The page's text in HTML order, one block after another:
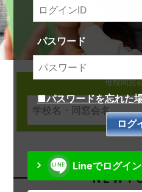
パスワード
■パスワードを忘れた
Lineでログイン
母校同窓
N E W T